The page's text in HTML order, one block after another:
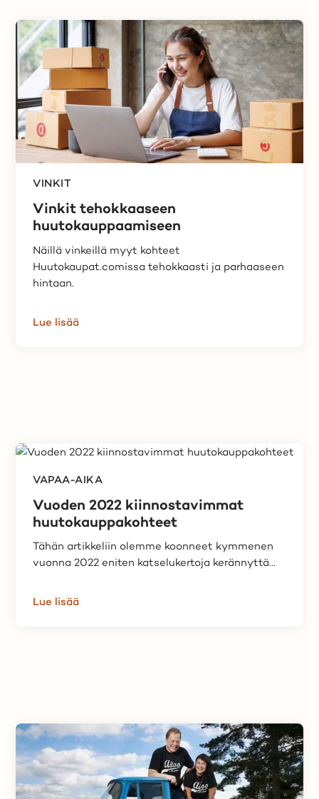
VINKIT
Vinkit tehokkaaseen
huutokauppaamiseen
Näillä vinkeillä myyt kohteet
Huutokaupat.comissa tehokkaasti ja parhaaseen
hintaan.
Lue lisää
VAPAA-AIKA
Vuoden 2022 kiinnostavimmat
huutokauppakohteet
Tähän artikkeliin olemme koonneet kymmenen
vuonna 2022 eniten katselukertoja kerännyttä...
Lue lisää